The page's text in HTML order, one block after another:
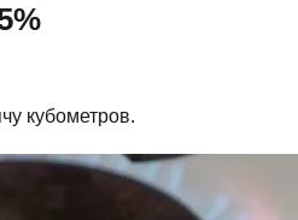
кубометров.